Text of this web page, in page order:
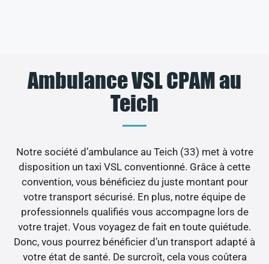
Ambulance VSL CPAM au
Teich
Notre société d’ambulance au Teich (33) met à votre
disposition un taxi VSL conventionné. Grâce à cette
convention, vous bénéficiez du juste montant pour
votre transport sécurisé. En plus, notre équipe de
professionnels qualifiés vous accompagne lors de
votre trajet. Vous voyagez de fait en toute quiétude.
Donc, vous pourrez bénéficier d’un transport adapté à
votre état de santé. De surcroît, cela vous coûtera